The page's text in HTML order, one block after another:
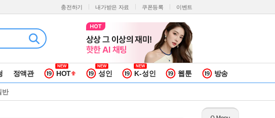
충전하기 내가받은 자료 쿠폰등록 이벤트
정액관 HOT 성인 K-성인 웹툰 방송
반